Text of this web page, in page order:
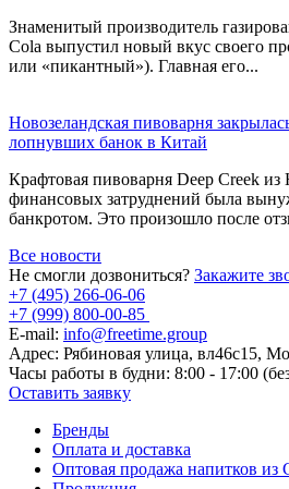
Знаменитый производитель
Cola выпустил новый вкус своего
или «пикантный»). Главная его...
Новозеландская пивоварня
лопнувших банок в Китай
Крафтовая пивоварня Deep Creek из
финансовых затруднений была
банкротом. Это произошло после
Все новости
Не смогли дозвониться? Закажите
+7 (495) 266-06-06
+7 (999) 800-00-85
E-mail: info@freetime.group
Адрес: Рябиновая улица, вл46с15,
Часы работы в будни: 8:00 - 17:00
Оставить заявку
Бренды
Оплата и доставка
Оптовая продажа напитков